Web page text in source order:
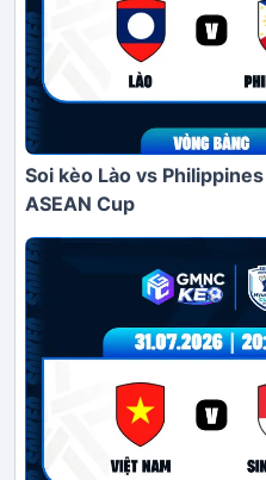
Soi kèo Lào vs
ASEAN Cup